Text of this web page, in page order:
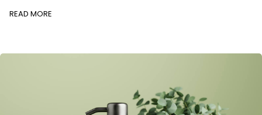
READ MORE